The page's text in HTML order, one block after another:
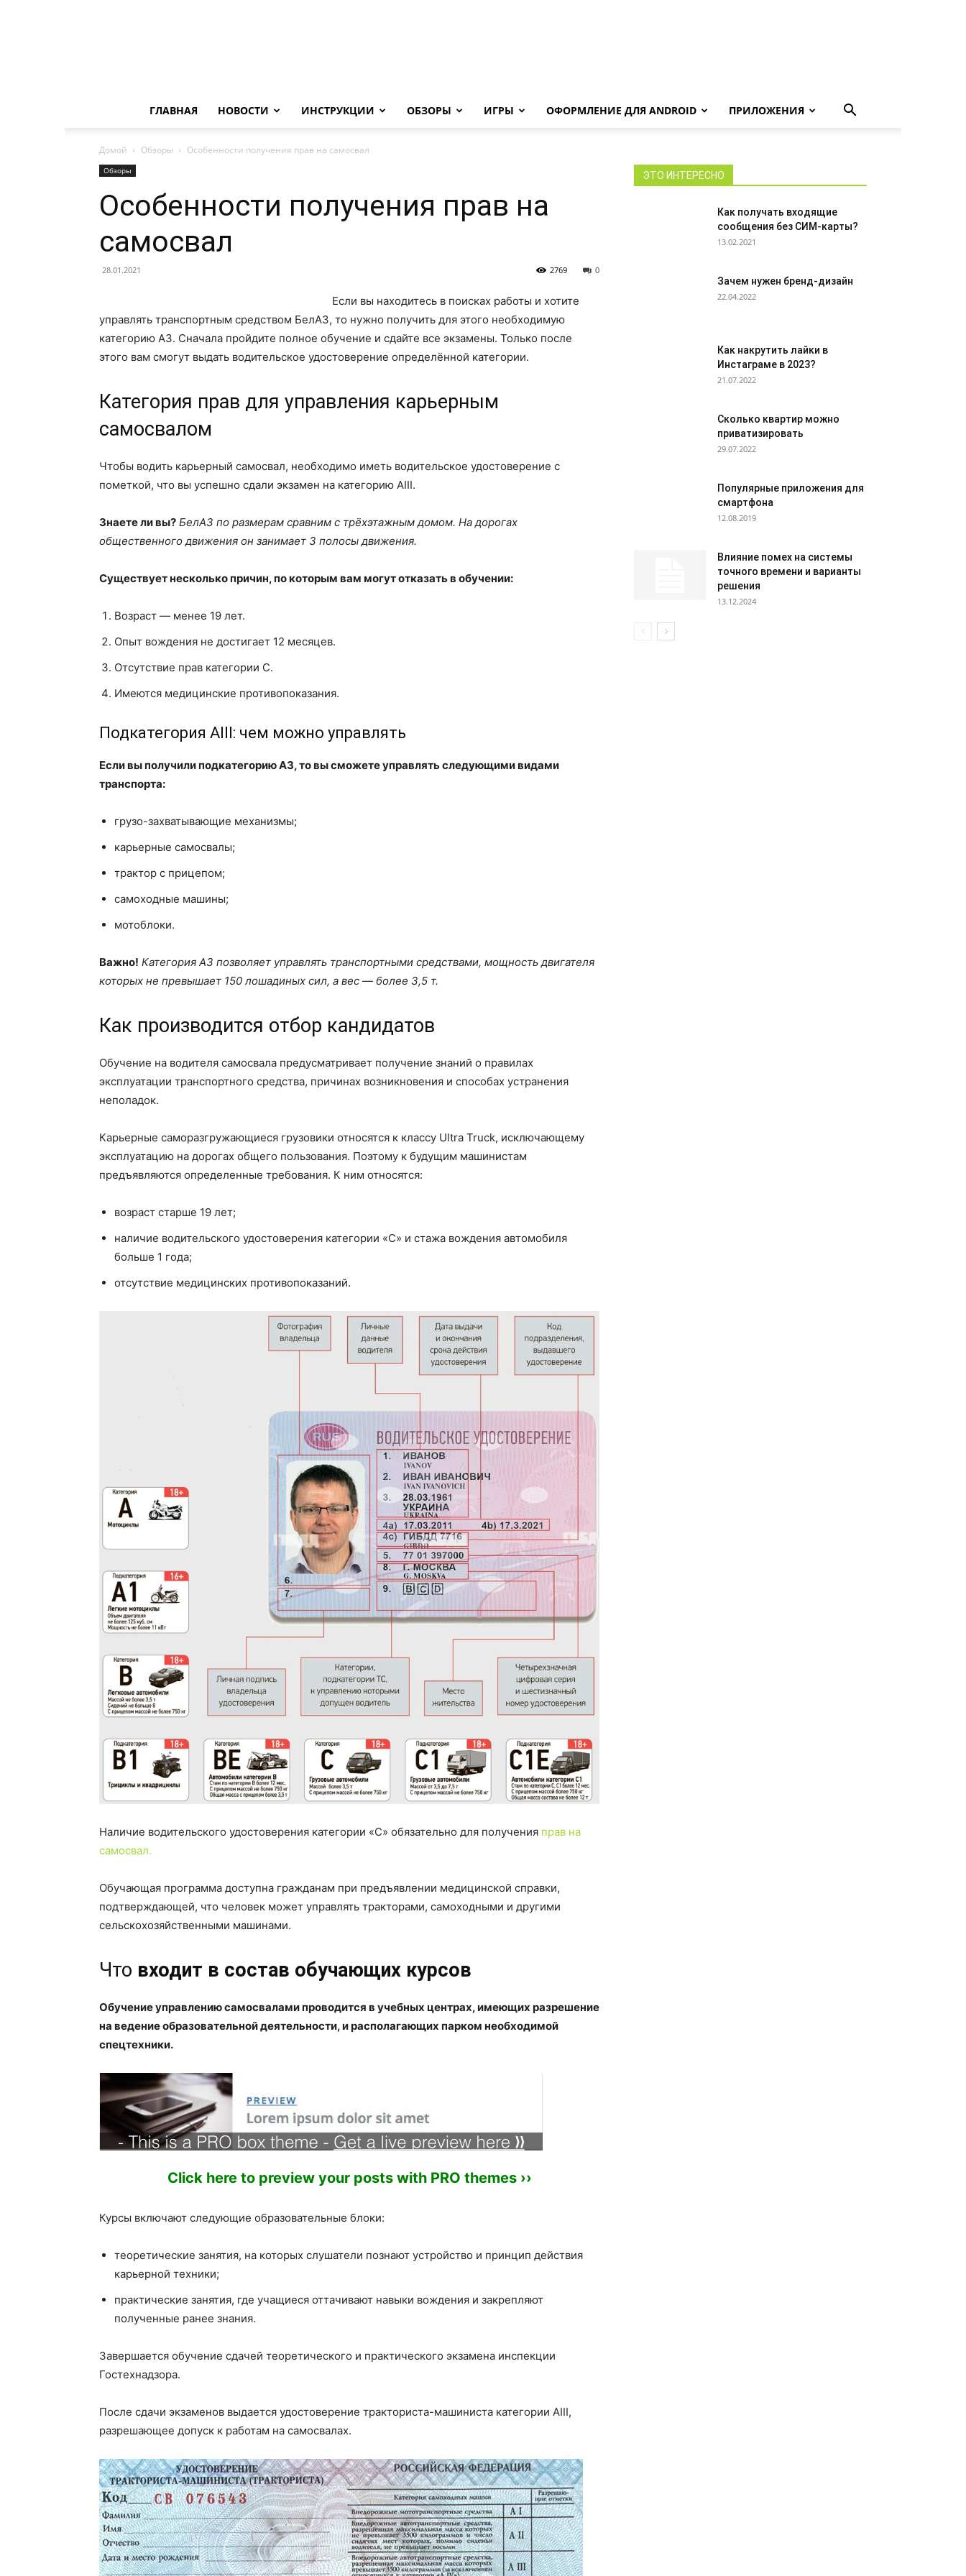
ГЛАВНАЯ НОВОСТИ ИНСТРУКЦИИ ОБЗОРЫ ИГРЫ ОФОРМЛЕНИЕ ДЛЯ ANDROID ПРИЛОЖЕНИЯ
Домой Обзоры Особенности получения прав на самосвал
Обзоры
Особенности получения прав на
самосвал
28.01.2021 0
2769
Если вы находитесь в поисках работы и хотите
управлять транспортным средством БелАЗ, то нужно получить для этого необходимую
категорию А3. Сначала пройдите полное обучение и сдайте все экзамены. Только после
этого вам смогут выдать водительское удостоверение определённой категории.
Категория прав для управления карьерным
самосвалом
Чтобы водить карьерный самосвал, необходимо иметь водительское удостоверение с
пометкой, что вы успешно сдали экзамен на категорию АIII.
Знаете ли вы? БелАЗ по размерам сравним с трёхэтажным домом. На дорогах
общественного движения он занимает 3 полосы движения.
Существует несколько причин, по которым вам могут отказать в обучении:
Возраст — менее 19 лет.
Опыт вождения не достигает 12 месяцев.
Отсутствие прав категории С.
Имеются медицинские противопоказания.
Подкатегория AIII: чем можно управлять
Если вы получили подкатегорию А3, то вы сможете управлять следующими видами
транспорта:
грузо-захватывающие механизмы;
карьерные самосвалы;
трактор с прицепом;
самоходные машины;
мотоблоки.
Важно! Категория А3 позволяет управлять транспортными средствами, мощность двигателя
которых не превышает 150 лошадиных сил, а вес — более 3,5 т.
Как производится отбор кандидатов
Обучение на водителя самосвала предусматривает получение знаний о правилах
эксплуатации транспортного средства, причинах возникновения и способах устранения
неполадок.
Карьерные саморазгружающиеся грузовики относятся к классу Ultra Truck, исключающему
эксплуатацию на дорогах общего пользования. Поэтому к будущим машинистам
предъявляются определенные требования. К ним относятся:
возраст старше 19 лет;
наличие водительского удостоверения категории «С» и стажа вождения автомобиля
больше 1 года;
отсутствие медицинских противопоказаний.
Наличие водительского удостоверения категории «С» обязательно для получения прав на
самосвал.
Обучающая программа доступна гражданам при предъявлении медицинской справки,
подтверждающей, что человек может управлять тракторами, самоходными и другими
сельскохозяйственными машинами.
Что входит в состав обучающих курсов
Обучение управлению самосвалами проводится в учебных центрах, имеющих разрешение
на ведение образовательной деятельности, и располагающих парком необходимой
спецтехники.
Click here to preview your posts with PRO themes ››
Курсы включают следующие образовательные блоки:
теоретические занятия, на которых слушатели познают устройство и принцип действия
карьерной техники;
практические занятия, где учащиеся оттачивают навыки вождения и закрепляют
полученные ранее знания.
Завершается обучение сдачей теоретического и практического экзамена инспекции
Гостехнадзора.
После сдачи экзаменов выдается удостоверение тракториста-машиниста категории AIII,
разрешающее допуск к работам на самосвалах.
ЭТО ИНТЕРЕСНО
Как получать входящие
сообщения без СИМ-карты?
13.02.2021
Зачем нужен бренд-дизайн
22.04.2022
Как накрутить лайки в
Инстаграме в 2023?
21.07.2022
Сколько квартир можно
приватизировать
29.07.2022
Популярные приложения для
смартфона
12.08.2019
Влияние помех на системы
точного времени и варианты
решения
13.12.2024